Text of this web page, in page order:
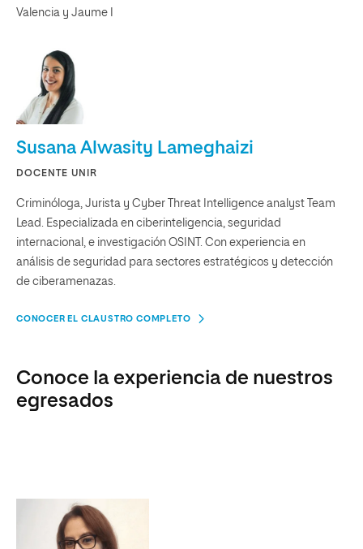
Valencia y Jaume I
Susana Alwasity Lameghaizi
DOCENTE UNIR
Criminóloga, Jurista y Cyber Threat Intelligence analyst Team
Lead. Especializada en ciberinteligencia, seguridad
internacional, e investigación OSINT. Con experiencia en
análisis de seguridad para sectores estratégicos y detección
de ciberamenazas.
CONOCER EL CLAUSTRO COMPLETO
Conoce la experiencia de nuestros
egresados